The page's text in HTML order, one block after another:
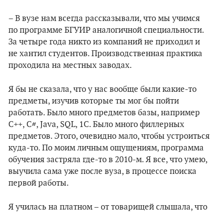
– В вузе нам всегда рассказывали, что мы учимся
по программе БГУИР аналогичной специальности.
За четыре года никто из компаний не приходил и
не хантил студентов. Производственная практика
проходила на местных заводах.
Я бы не сказала, что у нас вообще были какие-то
предметы, изучив которые ты мог бы пойти
работать. Было много предметов базы, например
C++, C#, Java, SQL, 1С. Было много филлерных
предметов. Этого, очевидно мало, чтобы устроиться
куда-то. По моим личным ощущениям, программа
обучения застряла где-то в 2010-м. Я все, что умею,
выучила сама уже после вуза, в процессе поиска
первой работы.
Я училась на платном – от товарищей слышала, что